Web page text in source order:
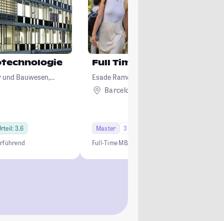
Bauwesen,
3.6
Full Time MBA
Esade Ramon Llull University
Barcelona
Master
3 Semester
Full‑Time MBA